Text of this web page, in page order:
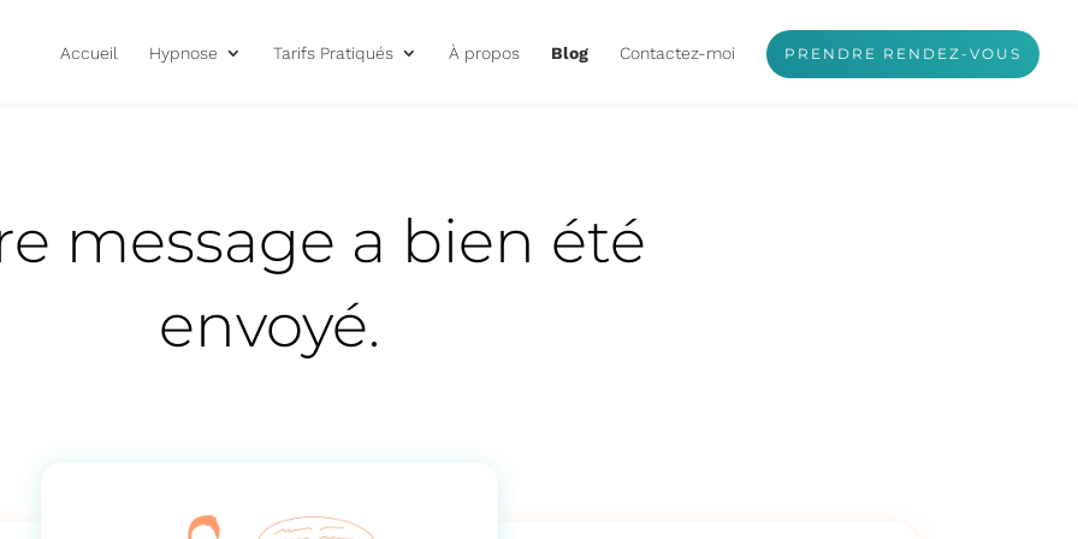
Accueil Hypnose Tarifs Pratiqués À propos Blog Contactez-moi PRENDRE RENDEZ-VOUS
message a bien été
envoyé.